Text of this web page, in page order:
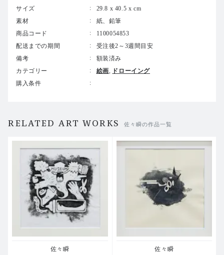
サイズ
29.8 x 40.5 x cm
素材
紙、鉛筆
商品コード
1100054853
配送までの期間
受注後2～3週間目安
備考
額装済み
カテゴリー
絵画
ドローイング
購入条件
RELATED ART WORKS 佐々瞬の作品一覧
佐々瞬 佐々瞬